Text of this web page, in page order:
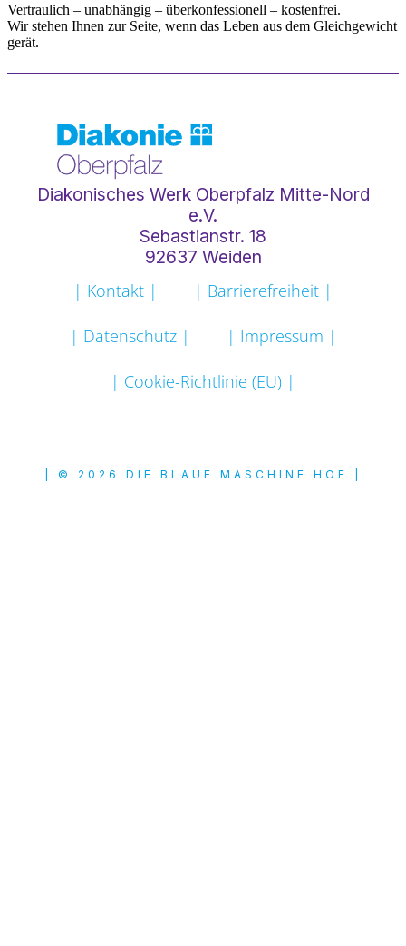
Vertraulich – unabhängig – überkonfessionell – kostenfrei.
Wir stehen Ihnen zur Seite, wenn das Leben aus dem Gleichgewicht
gerät.
Diakonisches Werk Oberpfalz Mitte-Nord
e.V.
Sebastianstr. 18
92637 Weiden
| Kontakt |
| Barrierefreiheit |
| Datenschutz | | Impressum |
| Cookie-Richtlinie (EU) |
| © 2026 DIE BLAUE MASCHINE HOF |